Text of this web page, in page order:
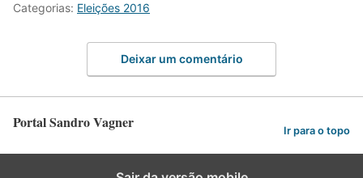
Categorias: Eleições 2016
Deixar um comentário
Portal Sandro Vagner Ir para o topo